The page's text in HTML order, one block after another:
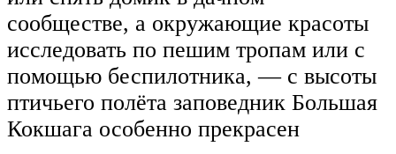
сообществе, а окружающие красоты
исследовать по пешим тропам или с
помощью беспилотника, — с высоты
птичьего полёта заповедник Большая
Кокшага особенно прекрасен